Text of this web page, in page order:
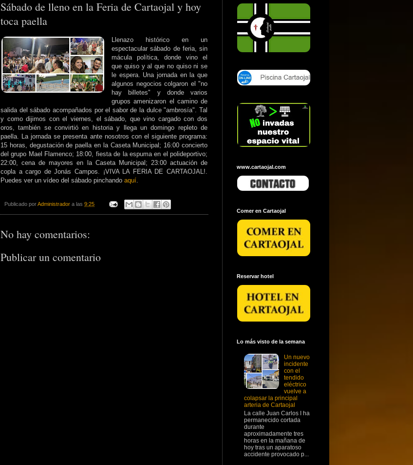
Sábado de lleno en la Feria de Cartaojal y hoy
toca paella
Llenazo histórico en un
espectacular sábado de feria, sin
mácula política, donde vino el
que quiso y al que no quiso ni se
le espera. Una jornada en la que
algunos negocios colgaron el "no
hay billetes" y donde varios
grupos amenizaron el camino de
salida del sábado acompañados por el sabor de la dulce "ambrosía". Tal
y como dijimos con el viernes, el sábado, que vino cargado con dos
oros, también se convirtió en historia y llega un domingo repleto de
paella. La jornada se presenta ante nosotros con el siguiente programa:
15 horas, degustación de paella en la Caseta Municipal; 16:00 concierto
del grupo Mael Flamenco; 18:00, fiesta de la espuma en el polideportivo;
22:00, cena de mayores en la Caseta Municipal; 23:00 actuación de
copla a cargo de Jonás Campos. ¡VIVA LA FERIA DE CARTAOJAL!.
Puedes ver un vídeo del sábado pinchando aquí
Publicado porAdministrador a las 9:25
No hay comentarios:
Publicar un comentario
www.cartaojal.com
Comer en Cartaojal
Reservar hotel
Lo más visto de la semana
Un nuevo
incidente
con el
tendido
eléctrico
vuelve a
colapsar la principal
arteria de Cartaojal
La calle Juan Carlos I ha
permanecido cortada
durante
aproximadamente tres
horas en la mañana de
hoy tras un aparatoso
accidente provocado p...